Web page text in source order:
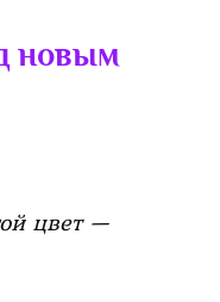
новым
цвет —